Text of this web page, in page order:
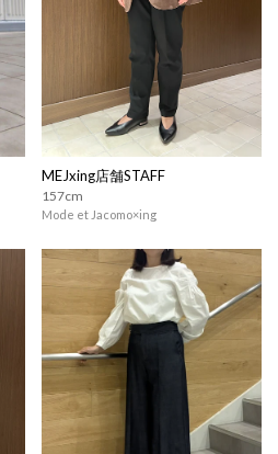
MEJxing店舗STAFF
157cm
Mode et Jacomo×ing